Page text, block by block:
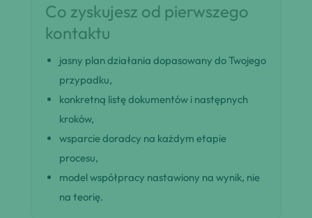
Co zyskujesz od pierwszego
kontaktu
jasny plan działania dopasowany do Twojego
przypadku,
konkretną listę dokumentów i następnych
kroków,
wsparcie doradcy na każdym etapie
procesu,
model współpracy nastawiony na wynik, nie
na teorię.